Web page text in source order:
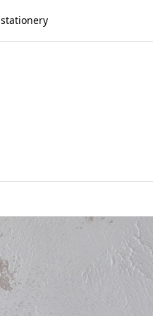
stationery